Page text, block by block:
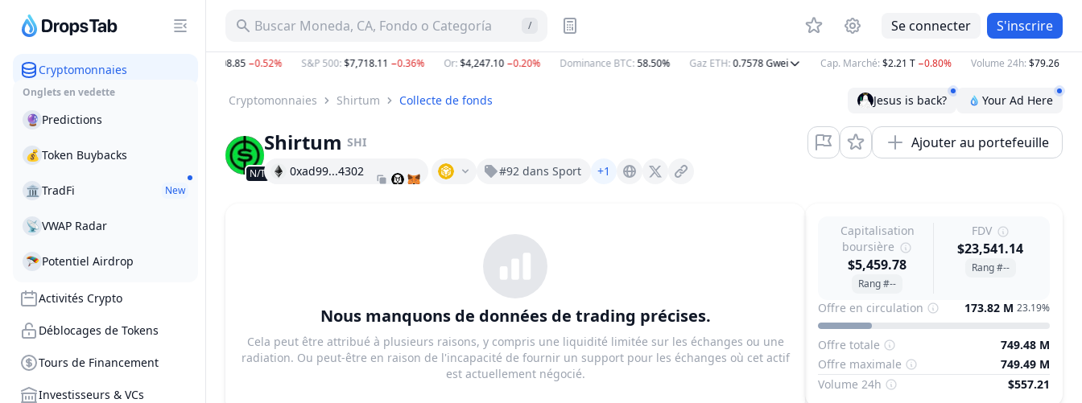
Cryptomonnaies
Onglets en vedette
🔮 Predictions
💰 Token Buybacks
🏛 TradFi New
📡 VWAP Radar
🪂 Potentiel Airdrop
Activités Crypto
Déblocages de Tokens
Tours de Financement
Investisseurs & VCs
Buscar Moneda, CA, Fondo o Categoría / Se connecter S'inscrire
BTC $64,457.32 −0.68% $1,908.85−0.52% S&P 500:$7,718.11 −0.36% :$4,247.10 −0.20% Dominance BTC:58.50% Gaz ETH:0.7578Gwei Cap. Marché:$2.21 T −0.80% Volume 24h:$79.26 B
Cryptomonnaies Shirtum Collecte de fonds Jesus is back? Your Ad Here
N/T
Shirtum SHI Ajouter au portefeuille
0xad99...4302 #92 dans Sport +1 Shirtum.com X (Twitter)
Nous manquons de données de trading précises.
Cela peut être attribué à plusieurs raisons, y compris une liquidité limitée sur les échanges ou une
radiation. Ou peut-être en raison de l'incapacité de fournir un support pour les échanges où cet actif
est actuellement négocié.
Capitalisation
boursière
$5,459.78
Rang #--
FDV
$23,541.14
Rang #--
Offre en circulation 173.82 M 23.19%
Offre totale
749.48 M
Offre maximale
749.49 M
Volume 24h
$557.21